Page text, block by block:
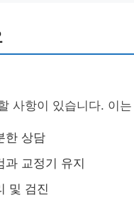
사항이 있습니다. 이
한 상담
과 교정기 유지
및 검진